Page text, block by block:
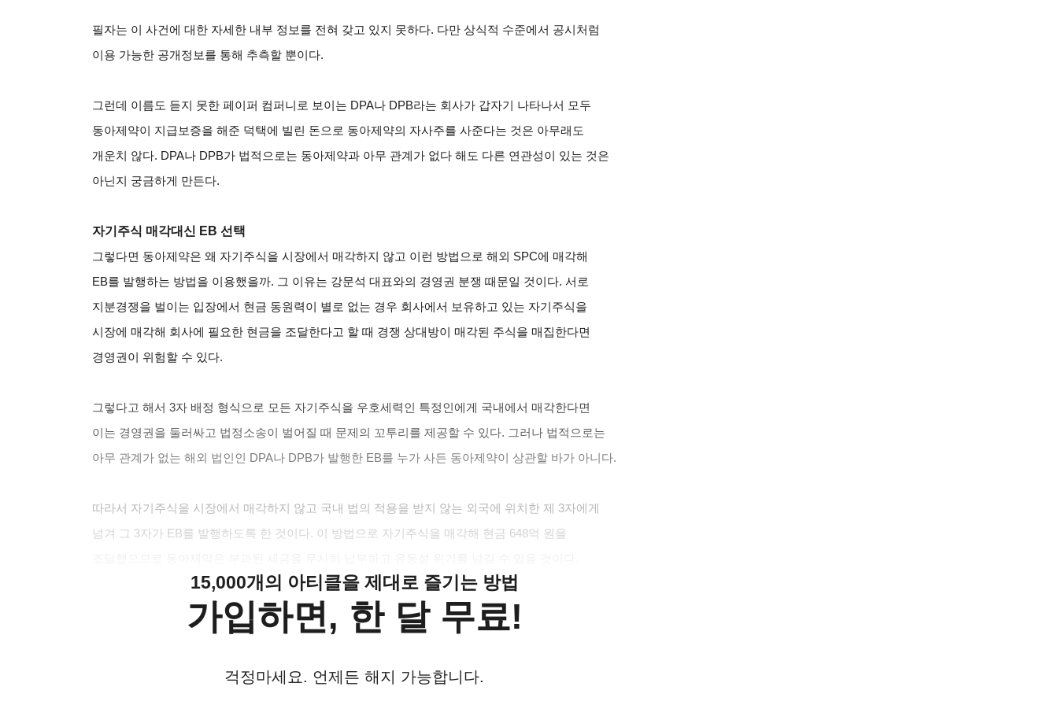
필자는 이 사건에 대한 자세한 내부 정보를 전혀 갖고 있지 못하다. 다만 상식적 수준에서 공시처럼
이용 가능한 공개정보를 통해 추측할 뿐이다.
그런데 이름도 듣지 못한 페이퍼 컴퍼니로 보이는 DPA나 DPB라는 회사가 갑자기 나타나서 모두
동아제약이 지급보증을 해준 덕택에 빌린 돈으로 동아제약의 자사주를 사준다는 것은 아무래도
개운치 않다. DPA나 DPB가 법적으로는 동아제약과 아무 관계가 없다 해도 다른 연관성이 있는 것은
아닌지 궁금하게 만든다.
자기주식 매각대신 EB 선택
그렇다면 동아제약은 왜 자기주식을 시장에서 매각하지 않고 이런 방법으로 해외 SPC에 매각해
EB를 발행하는 방법을 이용했을까. 그 이유는 강문석 대표와의 경영권 분쟁 때문일 것이다. 서로
지분경쟁을 벌이는 입장에서 현금 동원력이 별로 없는 경우 회사에서 보유하고 있는 자기주식을
시장에 매각해 회사에 필요한 현금을 조달한다고 할 때 경쟁 상대방이 매각된 주식을 매집한다면
경영권이 위험할 수 있다.
그렇다고 해서 3자 배정 형식으로 모든 자기주식을 우호세력인 특정인에게 국내에서 매각한다면
이는 경영권을 둘러싸고 법정소송이 벌어질 때 문제의 꼬투리를 제공할 수 있다. 그러나 법적으로는
아무 관계가 없는 해외 법인인 DPA나 DPB가 발행한 EB를 누가 사든 동아제약이 상관할 바가 아니다.
따라서 자기주식을 시장에서 매각하지 않고 국내 법의 적용을 받지 않는 외국에 위치한 제 3자에게
넘겨 그 3자가 EB를 발행하도록 한 것이다. 이 방법으로 자기주식을 매각해 현금 648억 원을
15,000개의 아티클을 제대로 즐기는 방법
가입하면, 한 달 무료!
걱정마세요. 언제든 해지 가능합니다.